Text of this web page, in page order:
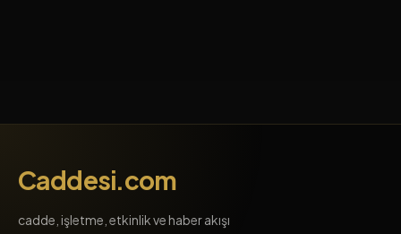
Caddesi.com
cadde, işletme, etkinlik ve haber akışı